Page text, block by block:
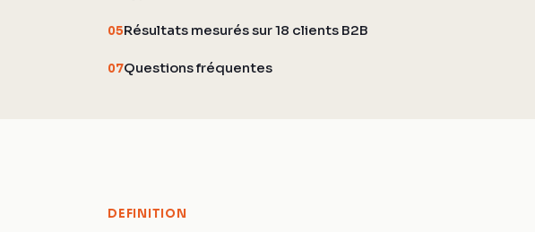
05Résultats mesurés sur 18 clients B2B
07Questions fréquentes
DEFINITION